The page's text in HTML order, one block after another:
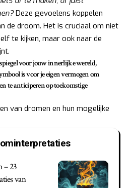
Deze gevoelens koppelen
de droom. Het is cruciaal om niet
te kijken, maar ook naar de
voor jouw innerlijke wereld,
is voor je eigen vermogen om
te anticiperen op toekomstige
van dromen en hun mogelijke
– 23
van